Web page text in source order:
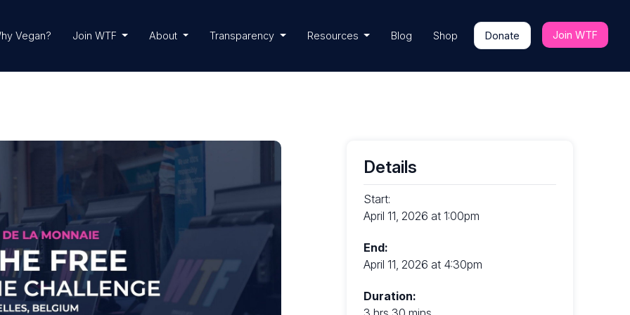
Vegan? Join WTF About Transparency Resources Blog Shop Donate Join WTF
Details
Start:
April 11, 2026 at 1:00pm
End:
April 11, 2026 at 4:30pm
Duration: